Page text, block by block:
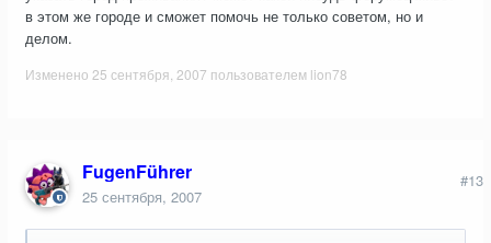
в этом же городе и сможет помочь не только советом, но и
делом.
Изменено 25 сентября, 2007 пользователем lion78
FugenFührer
25 сентября, 2007
#13